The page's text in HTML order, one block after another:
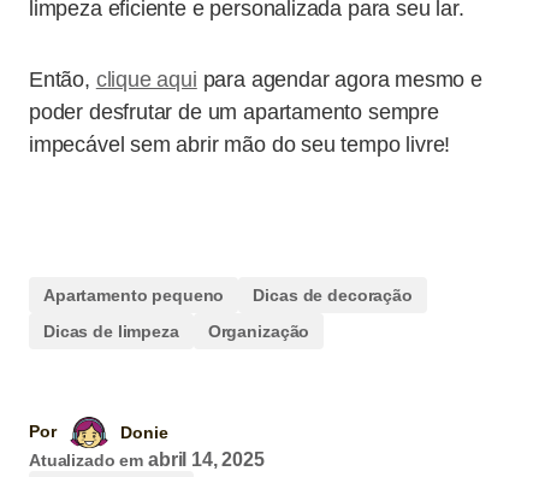
limpeza eficiente e personalizada para seu lar.
Então, clique aqui para agendar agora mesmo e
poder desfrutar de um apartamento sempre
impecável sem abrir mão do seu tempo livre!
Apartamento pequeno
Dicas de decoração
Dicas de limpeza
Organização
Por
Donie
Atualizado em abril 14, 2025